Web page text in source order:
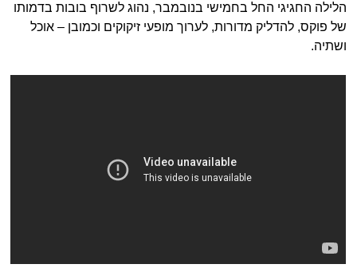
הלילה החגיגי החל בחמישי בנובמבר, נהוג לשרוף בובות בדמותו
של פוקס, להדליק מדורות, לערוך מופעי זיקוקים וכמובן – אוכל
ושתיה.